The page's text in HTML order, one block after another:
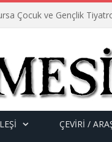
Çocuk ve Gençlik
ÇEVİRİ /